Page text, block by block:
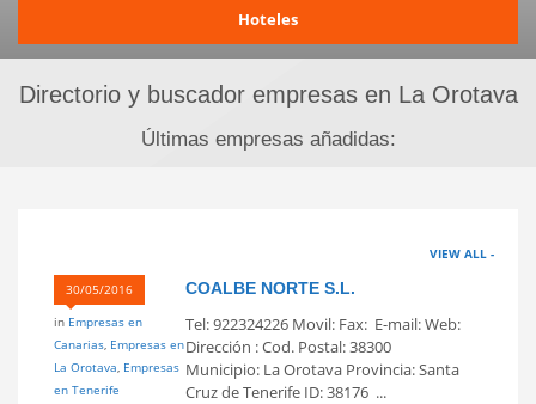
Hoteles
Directorio y buscador empresas en La Orotava
Últimas empresas añadidas:
VIEW ALL -
30/05/2016
in Empresas en
Canarias, Empresas en
La Orotava, Empresas
en Tenerife
COALBE NORTE S.L.
Tel: 922324226 Movil: Fax: E-mail: Web:
Dirección : Cod. Postal: 38300
Municipio: La Orotava Provincia: Santa
Cruz de Tenerife ID: 38176 ...